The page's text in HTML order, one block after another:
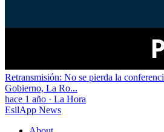
Retransmisión: No se pierda la
Gobierno, La Ro...
hace 1 año · La Hora
EsilApp News